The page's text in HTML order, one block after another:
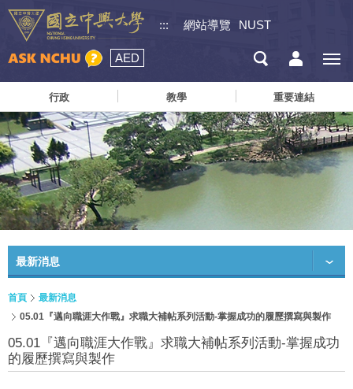
::: 網站導覽 NUST
AED
行政 教學 重要連結
最新消息
首頁
最新消息
05.01『邁向職涯大作戰』求職大補帖系列活動-掌握成功的履歷撰寫與製作
05.01『邁向職涯大作戰』求職大補帖系列活動-掌握成功
的履歷撰寫與製作